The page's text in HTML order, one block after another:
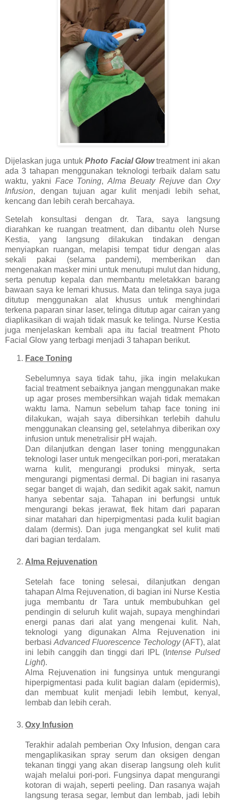
Dijelaskan juga untukPhoto Facial Glowtreatment ini akan
ada 3 tahapan menggunakan teknologi terbaik dalam satu
waktu, yakni Face Toning, Alma Beuaty Rejuvedan Oxy
Infusion, dengan tujuan agar kulit menjadi lebih sehat,
kencang dan lebih cerah bercahaya.
Setelah konsultasi dengan dr. Tara, saya langsung
diarahkan ke ruangan treatment, dan dibantu oleh Nurse
Kestia, yang langsung dilakukan tindakan dengan
menyiapkan ruangan, melapisi tempat tidur dengan alas
sekali pakai (selama pandemi), memberikan dan
mengenakan masker mini untuk menutupi mulut dan hidung,
serta penutup kepala dan membantu meletakkan barang
bawaan saya ke lemari khusus. Mata dan telinga saya juga
ditutup menggunakan alat khusus untuk menghindari
terkena paparan sinar laser, telinga ditutup agar cairan yang
diaplikasikan di wajah tidak masuk ke telinga. Nurse Kestia
juga menjelaskan kembali apa itu facial treatment Photo
Facial Glow yang terbagi menjadi 3 tahapan berikut.
Face Toning
Sebelumnya saya tidak tahu, jika ingin melakukan
facial treatment sebaiknya jangan menggunakan make
up agar proses membersihkan wajah tidak memakan
waktu lama. Namun sebelum tahap face toning ini
dilakukan, wajah saya dibersihkan terlebih dahulu
menggunakan cleansing gel, setelahnya diberikan oxy
infusion untuk menetralisir pH wajah.
Dan dilanjutkan dengan laser toning menggunakan
teknologi laser untuk mengecilkan pori-pori, meratakan
warna kulit, mengurangi produksi minyak, serta
mengurangi pigmentasi dermal. Di bagian ini rasanya
segar banget di wajah, dan sedikit agak sakit, namun
hanya sebentar saja. Tahapan ini berfungsi untuk
mengurangi bekas jerawat, flek hitam dari paparan
sinar matahari dan hiperpigmentasi pada kulit bagian
dalam (dermis). Dan juga mengangkat sel kulit mati
dari bagian terdalam.
Alma Rejuvenation
Setelah face toning selesai, dilanjutkan dengan
tahapan Alma Rejuvenation, di bagian ini Nurse Kestia
juga membantu dr Tara untuk membubuhkan gel
pendingin di seluruh kulit wajah, supaya menghindari
energi panas dari alat yang mengenai kulit. Nah,
teknologi yang digunakan Alma Rejuvenation ini
berbasiAdvanced Fluorescence Techology(AFT), alat
ini lebih canggih dan tinggi dari IPL (I ntense Pulsed
Light).
Alma Rejuvenation ini fungsinya untuk mengurangi
hiperpigmentasi pada kulit bagian dalam (epidermis),
dan membuat kulit menjadi lebih lembut, kenyal,
lembab dan lebih cerah.
Oxy Infusion
Terakhir adalah pemberian Oxy Infusion, dengan cara
mengaplikasikan spray serum dan oksigen dengan
tekanan tinggi yang akan diserap langsung oleh kulit
wajah melalui pori-pori. Fungsinya dapat mengurangi
kotoran di wajah, seperti peeling. Dan rasanya wajah
langsung terasa segar, lembut dan lembab, jadi lebih